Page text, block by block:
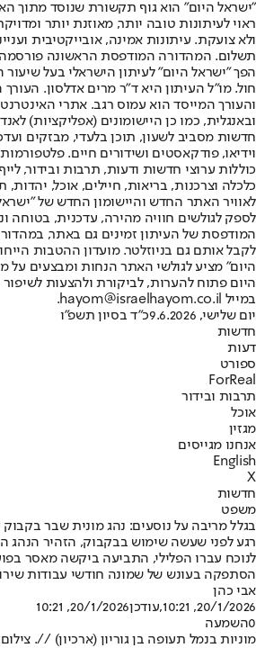
"ישראל היום" הוא גוף תקשורת שנוסד מתוך
ראוי לעיתונות טובה יותר, מאוזנת יותר
ולא צועקת. עיתונות אמינה, אובייקטיבית
הפך "ישראל היום" לעיתון הישראלי בעל
חול. מו"ל העיתון היא ד"ר מרים אדלסון.
והעורך המייסד הוא עמוס רגב. אתרי
חדשות מסביב לשעון, תוכן בלעדי, מבזקים
וידיאו, פודקאסטים ושידורים חיים.
כוללות ערוצי חדשות ודעות, תרבות ובידור,
לאוויר האתר החדש והיישומון החדש של
לספק לגולשים חוויה מהירה, עדכנית, בטוחה
המודפסת של העיתון זמינים גם באתר,
לקבל אותם גם בניוזלטר. מועדון ההטבות
היום" מציע לגולשי האתר הנחות ומבצעים על
היום פתוח להערות, לביקורת ולהצעות לשיפור
במייל hayom@israelhayom.co.il.
יום שלישי, 9.6.2026
כ"ד בסיון תשפ"ו
חדשות
דעות
ספורט
ForReal
תרבות ובידור
אוכל
מגזין
אנחנו מגייסים
English
X
חדשות
משפט
בגלל מריבה על נוסעים: נהג מונית שבר
רגע לפני שעשה שימוש בבקבוק, הזהיר הנהג
לנוכח עברו הפלילי, התביעה ביקשה מאסר
הסתפקה בעונש של שמונה חודשי עבודות
אבי כהן
20/1/2026, 10:21
,עודכן20/1/2026, 10:21
0השמעה
מוניות בנמל תעופה בן גוריון (ארכיון) //.